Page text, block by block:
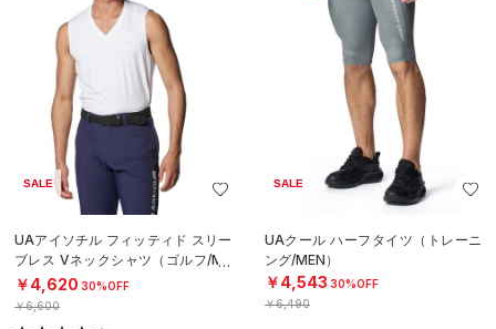
SALE
UAアイソチル フィッティド スリー
ブレス Vネックシャツ（ゴルフ/ME
N）
￥4,620 30%OFF
￥6,600
SALE
UAクール ハーフタイツ（トレーニ
ング/MEN）
￥4,543 30%OFF
￥6,490